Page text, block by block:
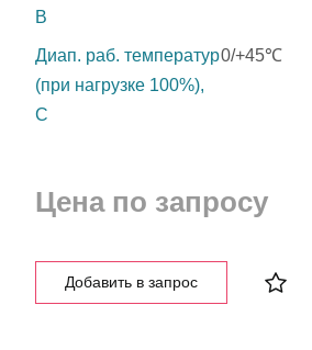
В
Диап. раб. температур
(при нагрузке 100%),
C
0/+45℃
Цена по запросу
Добавить в запрос